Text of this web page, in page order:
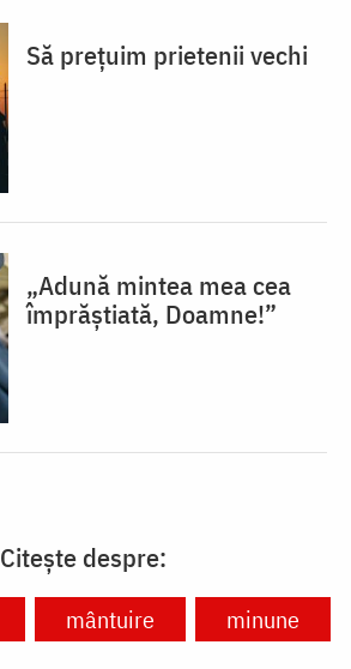
Să prețuim prietenii vechi
„Adună mintea mea cea
împrăștiată, Doamne!”
Citește despre:
mântuire minune